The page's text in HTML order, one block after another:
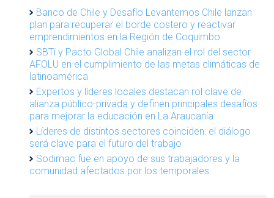
Banco de Chile y Desafío Levantemos Chile lanzan
plan para recuperar el borde costero y reactivar
emprendimientos en la Región de Coquimbo
SBTi y Pacto Global Chile analizan el rol del sector
AFOLU en el cumplimiento de las metas climáticas de
latinoamérica
Expertos y líderes locales destacan rol clave de
alianza público-privada y definen principales desafíos
para mejorar la educación en La Araucanía
Líderes de distintos sectores coinciden: el diálogo
será clave para el futuro del trabajo
Sodimac fue en apoyo de sus trabajadores y la
comunidad afectados por los temporales